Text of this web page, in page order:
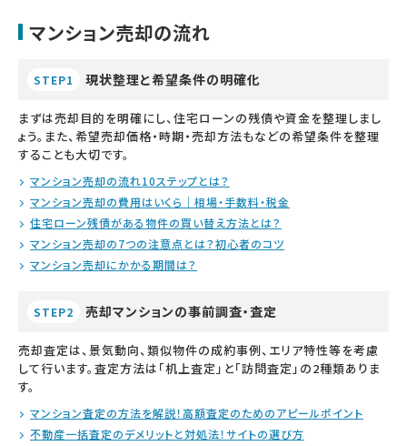
マンション売却の流れ
STEP1 現状整理と希望条件の明確化
まずは売却目的を明確にし、住宅ローンの残債や資金を整理しまし
ょう。また、希望売却価格・時期・売却方法もなどの希望条件を整理
することも大切です。
マンション売却の流れ10ステップとは？
マンション売却の費用はいくら｜相場・手数料・税金
住宅ローン残債がある物件の買い替え方法とは？
マンション売却の7つの注意点とは？初心者のコツ
マンション売却にかかる期間は？
STEP2 売却マンションの事前調査・査定
売却査定は、景気動向、類似物件の成約事例、エリア特性等を考慮
して行います。査定方法は「机上査定」と「訪問査定」の2種類ありま
す。
マンション査定の方法を解説！高額査定のためのアピールポイント
不動産一括査定のデメリットと対処法！サイトの選び方